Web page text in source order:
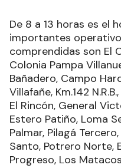
De 8 a 13 horas es el
importantes
comprendidas son El
Colonia Pampa
Bañadero, Campo
Villafañe, Km.142
El Rincón, General
Estero Patiño, Loma
Palmar, Pilagá
Santo, Potrero Norte,
Progreso, Los